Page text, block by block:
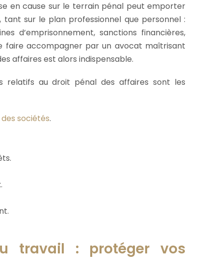
en cause sur le terrain pénal peut emporter
tant sur le plan professionnel que personnel :
d’emprisonnement, sanctions financières,
faire accompagner par un avocat maîtrisant
affaires est alors indispensable.
relatifs au droit pénal des affaires sont les
sociétés.
travail : protéger vos